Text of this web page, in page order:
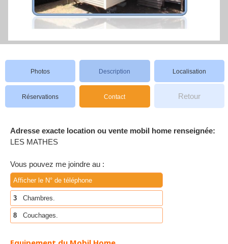
Photos Description Localisation
Réservations Contact Retour
Adresse exacte location ou vente mobil home renseignée:
LES MATHES
Vous pouvez me joindre au :
Afficher le N° de téléphone
3 Chambres.
8 Couchages.